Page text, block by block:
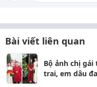
Bài viết liên quan
Bộ ảnh chị
trai, em dâu